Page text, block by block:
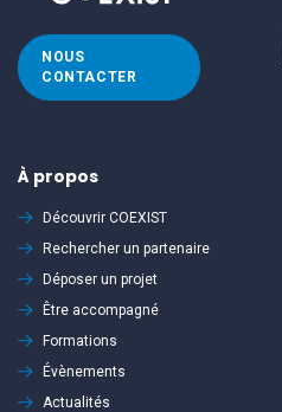
NOUS
CONTACTER
À propos
Découvrir COEXIST
Rechercher un partenaire
Déposer un projet
Être accompagné
Formations
Évènements
Actualités